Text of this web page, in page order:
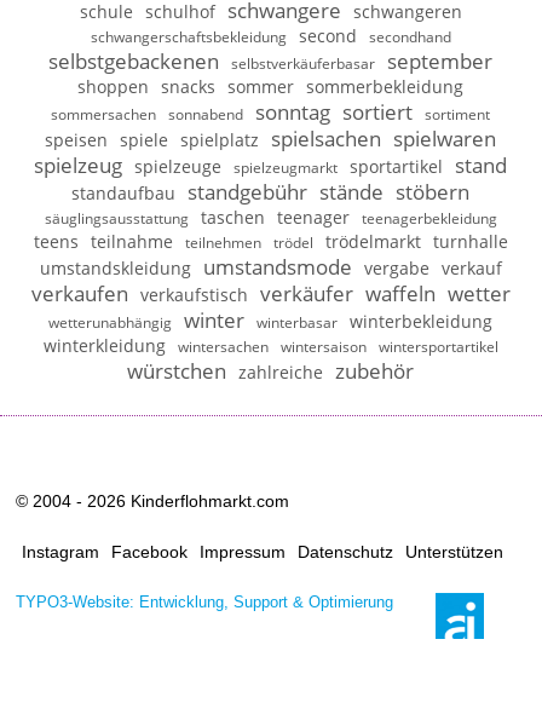
schule schulhof schwangere schwangeren
schwangerschaftsbekleidung second secondhand
selbstgebackenen selbstverkäuferbasar september
shoppen snacks sommer sommerbekleidung
sommersachen sonnabend sonntag sortiert sortiment
speisen spiele spielplatz spielsachen spielwaren
spielzeug spielzeuge spielzeugmarkt sportartikel stand
standaufbau standgebühr stände stöbern
säuglingsausstattung taschen teenager teenagerbekleidung
teens teilnahme teilnehmen trödel trödelmarkt turnhalle
umstandskleidung umstandsmode vergabe verkauf
verkaufen verkaufstisch verkäufer waffeln wetter
wetterunabhängig winter winterbasar
winterbekleidung
winterkleidung
wintersachen wintersaison wintersportartikel
würstchen zahlreiche zubehör
© 2004 - 2026 Kinderflohmarkt.com
Instagram Facebook Impressum Datenschutz Unterstützen
TYPO3-Website: Entwicklung, Support & Optimierung